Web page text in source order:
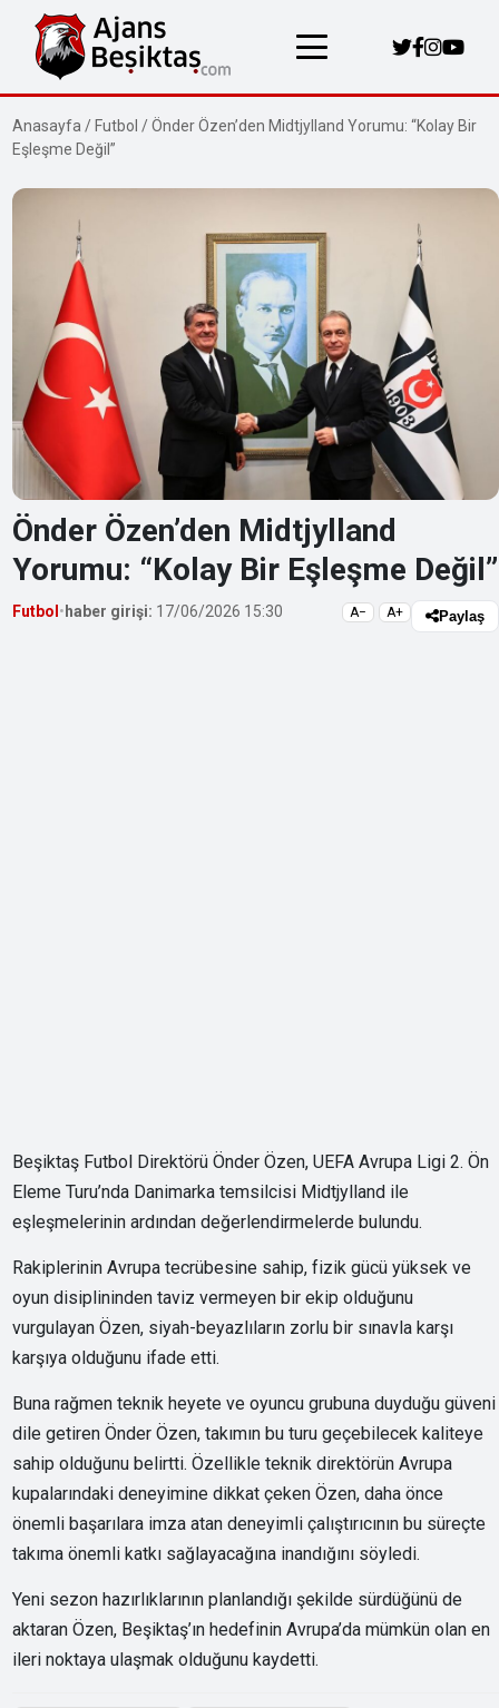
Anasayfa / Futbol /Önder Özen’den Midtjylland Yorumu: “Kolay Bir
Eşleşme Değil”
Önder Özen’den Midtjylland
Yorumu: “Kolay Bir Eşleşme Değil”
Futbol • haber girişi: 17/06/2026 15:30 A− A+ Paylaş
Beşiktaş Futbol Direktörü Önder Özen, UEFA Avrupa Ligi 2. Ön
Eleme Turu’nda Danimarka temsilcisi Midtjylland ile
eşleşmelerinin ardından değerlendirmelerde bulundu.
Rakiplerinin Avrupa tecrübesine sahip, fizik gücü yüksek ve
oyun disiplininden taviz vermeyen bir ekip olduğunu
vurgulayan Özen, siyah-beyazlıların zorlu bir sınavla karşı
karşıya olduğunu ifade etti.
Buna rağmen teknik heyete ve oyuncu grubuna duyduğu güveni
dile getiren Önder Özen, takımın bu turu geçebilecek kaliteye
sahip olduğunu belirtti. Özellikle teknik direktörün Avrupa
kupalarındaki deneyimine dikkat çeken Özen, daha önce
önemli başarılara imza atan deneyimli çalıştırıcının bu süreçte
takıma önemli katkı sağlayacağına inandığını söyledi.
Yeni sezon hazırlıklarının planlandığı şekilde sürdüğünü de
aktaran Özen, Beşiktaş’ın hedefinin Avrupa’da mümkün olan en
ileri noktaya ulaşmak olduğunu kaydetti.